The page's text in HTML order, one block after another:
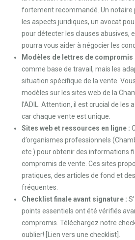
fortement recommandé. Un notaire
les aspects juridiques, un avocat
pour détecter les clauses abusives,
pourra vous aider à négocier les
Modèles de lettres de compromis
comme base de travail, mais les
situation spécifique de la vente.
modèles sur les sites web de la
l’ADIL. Attention, il est crucial de les
car chaque vente est unique.
Sites web et ressources en ligne :
d’organismes professionnels
etc.) pour obtenir des informations
compromis de vente. Ces sites
pratiques, des articles de fond et
fréquentes.
Checklist finale avant signature :
points essentiels ont été vérifiés
compromis. Téléchargez notre
oublier! [Lien vers une checklist].